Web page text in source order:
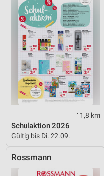
11,8 km
Schulaktion 2026
Gültig bis Di. 22.09.
Rossmann